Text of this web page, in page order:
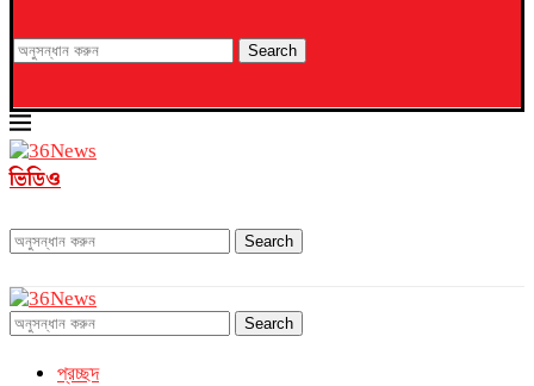
Search
ভিডিও
Search
Search
প্রচ্ছদ